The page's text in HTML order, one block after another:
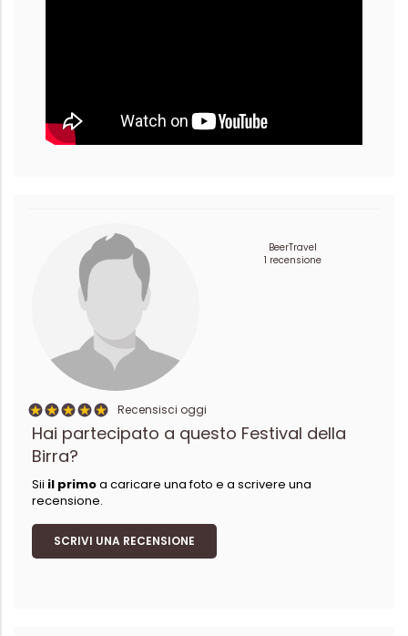
BeerTravel
1 recensione
Recensisci oggi
Hai partecipato a questo Festival della
Birra?
Sii il primoa caricare una foto e a scrivere una
recensione.
SCRIVI UNA RECENSIONE